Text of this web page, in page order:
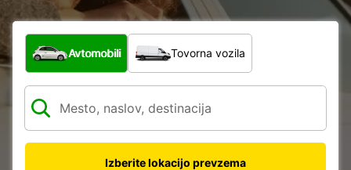
Katera vrsta vozila?
Avtomobili Tovorna vozila
Izberite lokacijo prevzema